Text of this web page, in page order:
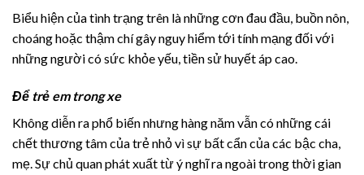
Biểu hiện của tình trạng trên là những cơn đau đầu, buồn nôn,
choáng hoặc thậm chí gây nguy hiểm tới tính mạng đối với
những người có sức khỏe yếu, tiền sử huyết áp cao.
Để trẻ em trong xe
Không diễn ra phổ biến nhưng hàng năm vẫn có những cái
chết thương tâm của trẻ nhỏ vì sự bất cẩn của các bậc cha,
mẹ. Sự chủ quan phát xuất từ ý nghĩ ra ngoài trong thời gian